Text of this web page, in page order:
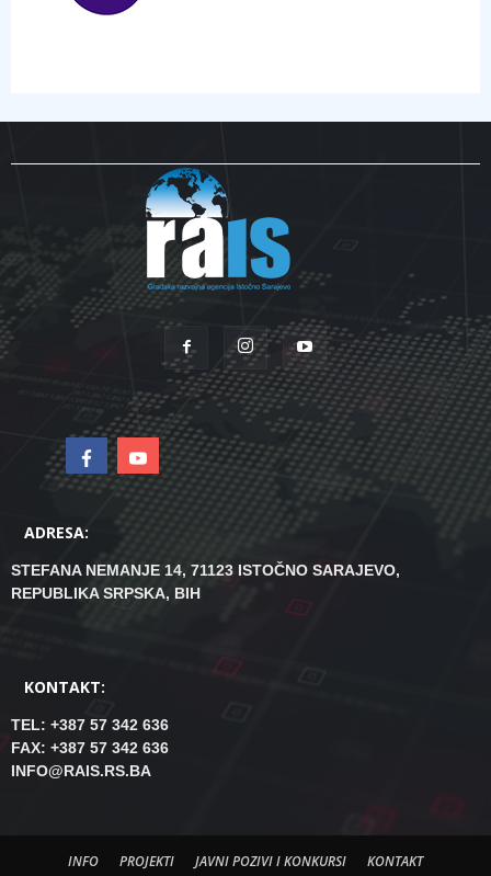
ADRESA:
STEFANA NEMANJE 14, 71123 ISTOČNO SARAJEVO,
REPUBLIKA SRPSKA, BIH
KONTAKT:
TEL: +387 57 342 636
FAX: +387 57 342 636
INFO@RAIS.RS.BA
INFO PROJEKTI JAVNI POZIVI I KONKURSI KONTAKT